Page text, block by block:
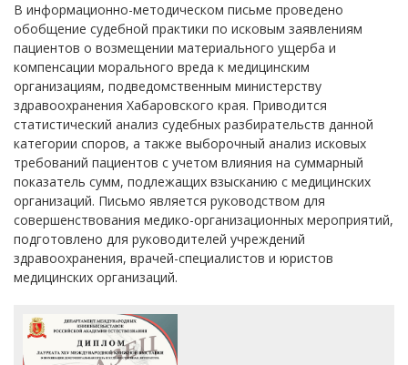
В информационно-методическом письме проведено
обобщение судебной практики по исковым заявлениям
пациентов о возмещении материального ущерба и
компенсации морального вреда к медицинским
организациям, подведомственным министерству
здравоохранения Хабаровского края. Приводится
статистический анализ судебных разбирательств данной
категории споров, а также выборочный анализ исковых
требований пациентов с учетом влияния на суммарный
показатель сумм, подлежащих взысканию с медицинских
организаций. Письмо является руководством для
совершенствования медико-организационных мероприятий,
подготовлено для руководителей учреждений
здравоохранения, врачей-специалистов и юристов
медицинских организаций.